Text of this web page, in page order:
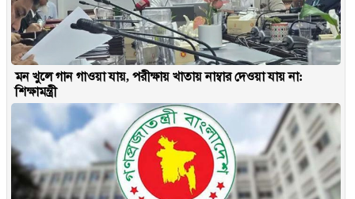
মন খুলে গান গাওয়া যায়, পরীক্ষায় খাতায় নাম্বার দেওয়া যায় না:
শিক্ষামন্ত্রী